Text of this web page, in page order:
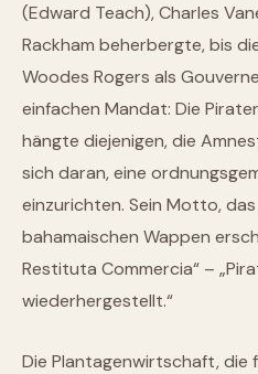
(Edward Teach), Charles
Rackham beherbergte, bis die
Woodes Rogers als
einfachen Mandat: Die
hängte diejenigen, die
sich daran, eine
einzurichten. Sein Motto, das
bahamaischen Wappen
Restituta Commercia“ –
wiederhergestellt.“
Die Plantagenwirtschaft, die